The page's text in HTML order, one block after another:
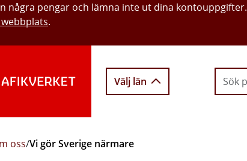
några pengar och lämna inte ut dina
.
Välj län
oss/Vi gör Sverige närmare